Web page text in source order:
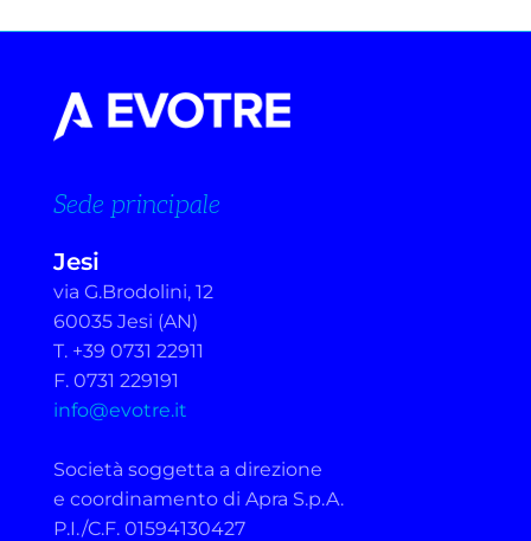
Sede principale
Jesi
via G.Brodolini, 12
60035 Jesi (AN)
T. +39 0731 22911
F. 0731 229191
info@evotre.it
Società soggetta a direzione
e coordinamento di Apra S.p.A.
P.I./C.F. 01594130427